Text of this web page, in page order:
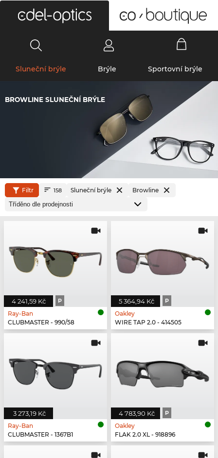
Sluneční brýle Brýle Sportovní brýle
BROWLINE SLUNEČNÍ BRÝLE
Filtr 158 Sluneční brýle Browline
4 241,59 Kč P
Ray-Ban
CLUBMASTER - 990/58
5 364,94 Kč P
Oakley
WIRE TAP 2.0 - 414505
3 273,19 Kč
Ray-Ban
CLUBMASTER - 1367B1
4 783,90 Kč P
Oakley
FLAK 2.0 XL - 918896